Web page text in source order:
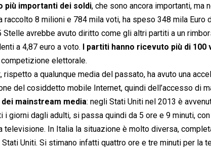
più importanti dei soldi, che sono ancora importanti, ma
8 milioni e 784 mila voti, ha speso 348 mila Euro
avrebbe avuto diritto come gli altri partiti a un
a 4,87 euro a voto. I partiti hanno ricevuto più di 100
elettorale.
rispetto a qualunque media del passato, ha avuto una
del cosiddetto mobile Internet, quindi dell’accesso di
mainstream media: negli Stati Uniti nel 2013 è
dagli adulti, si passa quindi da 5 ore e 9 minuti, con
televisione. In Italia la situazione è molto diversa,
Uniti. Si stimano infatti quattro ore e tre minuti per la